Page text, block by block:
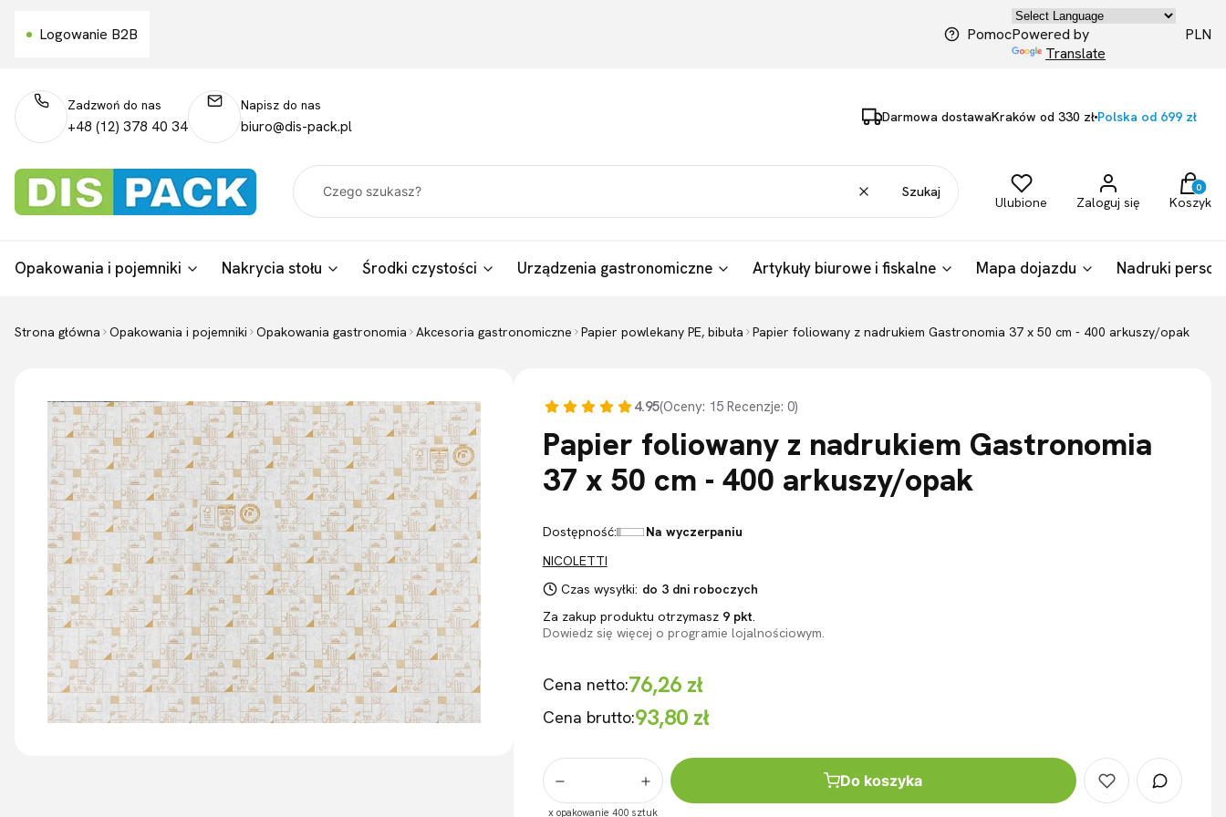
Logowanie B2B PomocPowered by
Translate
PLN
Zadzwoń do nas
+48 (12) 378 40 34
Napisz do nas
biuro@dis-pack.pl
Darmowa dostawaKraków od 330 zł Polska od 699 zł
Wyczyść Szukaj
Ulubione Zaloguj się Koszyk
Opakowania i pojemniki Nakrycia stołu Środki czystości Urządzenia gastronomiczne Artykuły biurowe i fiskalne Mapa dojazdu Nadruki
Strona główna Opakowania i pojemniki Opakowania gastronomia Akcesoria gastronomiczne Papier powlekany PE, bibuła Papier foliowany z nadrukiem Gastronomia 37 x 50 cm - 400 arkuszy/opak
4.95(Oceny: 15 Recenzje: 0)
Papier foliowany z nadrukiem Gastronomia
37 x 50 cm - 400 arkuszy/opak
Dostępność:
Na wyczerpaniu
NICOLETTI
Czas wysyłki: do 3 dni roboczych
Za zakup produktu otrzymasz 9 pkt.
Dowiedz się więcej o programie lojalnościowym.
Cena netto:76,26 zł
Cena brutto:93,80 zł
x opakowanie 400 sztuk
Do koszyka